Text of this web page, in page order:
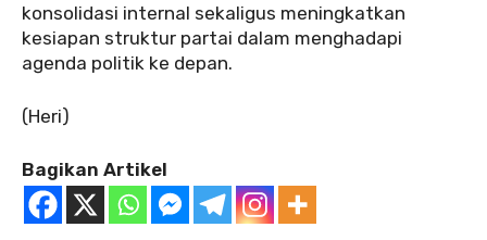
konsolidasi internal sekaligus meningkatkan
kesiapan struktur partai dalam menghadapi
agenda politik ke depan.
(Heri)
Bagikan Artikel